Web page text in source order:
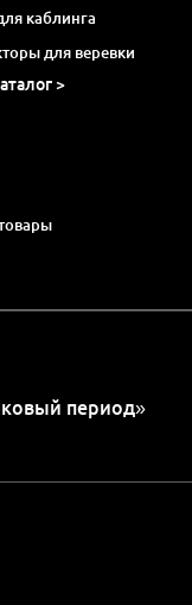
каблинга
для веревки
>
период»